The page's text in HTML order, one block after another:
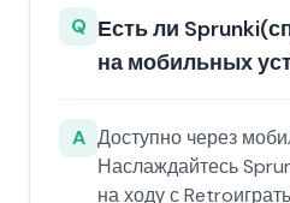
Q Есть ли
на мобильных
A Доступно через
Наслаждайтесь
на ходу с